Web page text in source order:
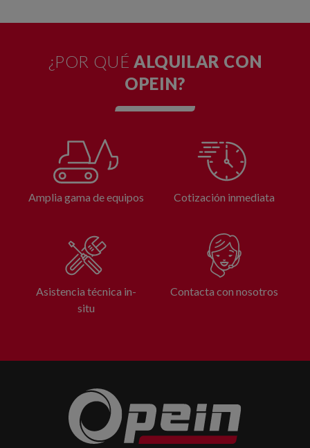
¿POR QUÉALQUILAR CON
OPEIN?
Amplia gama de equipos Cotización inmediata
Asistencia técnica in-
situ
Contacta con nosotros